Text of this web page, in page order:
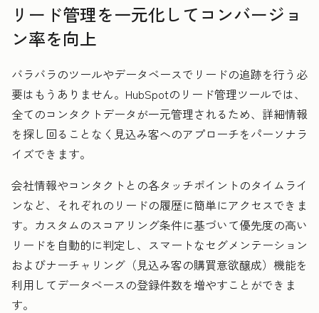
リード管理を一元化してコンバージョ
ン率を向上
バラバラのツールやデータベースでリードの追跡を行う必
要はもうありません。HubSpotのリード管理ツールでは、
全てのコンタクトデータが一元管理されるため、詳細情報
を探し回ることなく見込み客へのアプローチをパーソナラ
イズできます。
会社情報やコンタクトとの各タッチポイントのタイムライ
ンなど、それぞれのリードの履歴に簡単にアクセスできま
す。カスタムのスコアリング条件に基づいて優先度の高い
リードを自動的に判定し、スマートなセグメンテーション
およびナーチャリング（見込み客の購買意欲醸成）機能を
利用してデータベースの登録件数を増やすことができま
す。